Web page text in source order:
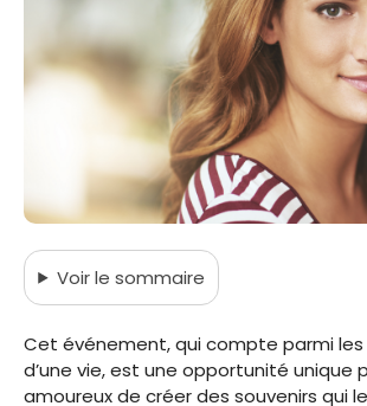
Voirle sommaire
Cet événement, qui compte parmi les
d’une vie, est une opportunité unique
amoureux de créer des souvenirs qui